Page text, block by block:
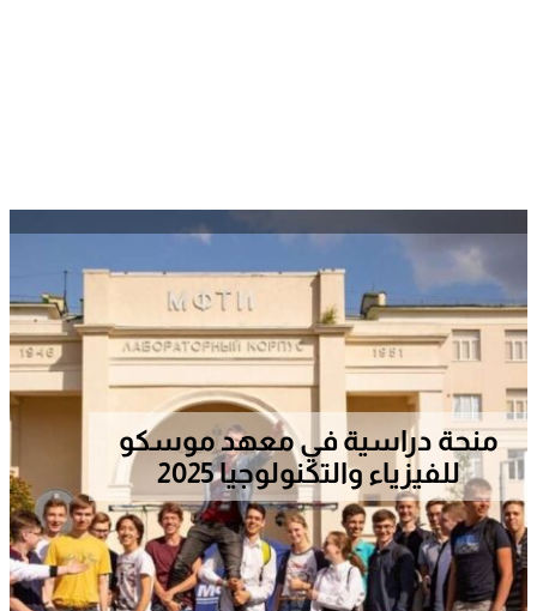
منحة دراسية في معهد موسكو
للفيزياء والتكنولوجيا 2025